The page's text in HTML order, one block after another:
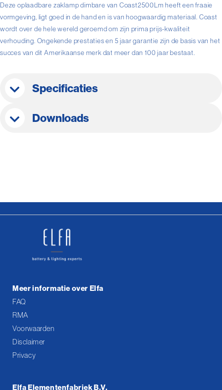
Deze oplaadbare zaklamp dimbare van Coast2500Lm heeft een fraaie
vormgeving, ligt goed in de hand en is van hoogwaardig materiaal. Coast
wordt over de hele wereld geroemd om zijn prima prijs-kwaliteit
verhouding. Ongekende prestaties en 5 jaar garantie zijn de basis van het
succes van dit Amerikaanse merk dat meer dan 100 jaar bestaat.
Specificaties
Downloads
Meer informatie over Elfa
FAQ
RMA
Voorwaarden
Disclaimer
Privacy
Elfa Elementenfabriek B.V.